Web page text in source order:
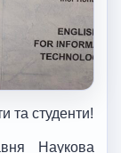
та студенти!
Наукова